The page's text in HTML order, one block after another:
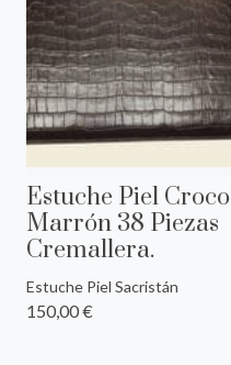
Estuche Piel Croco
Marrón 38 Piezas
Cremallera.
Estuche Piel Sacristán
150,00 €